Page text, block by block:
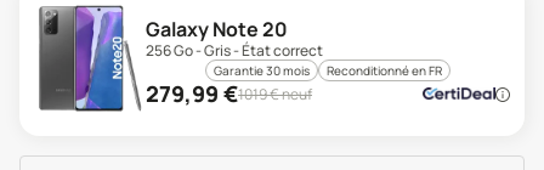
Galaxy Note 20
256 Go - Gris - État correct
Garantie 30 mois Reconditionné en FR
279,99 €1019€ neuf